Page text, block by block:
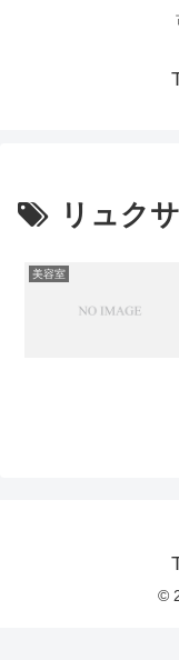
リュク
美容室
©